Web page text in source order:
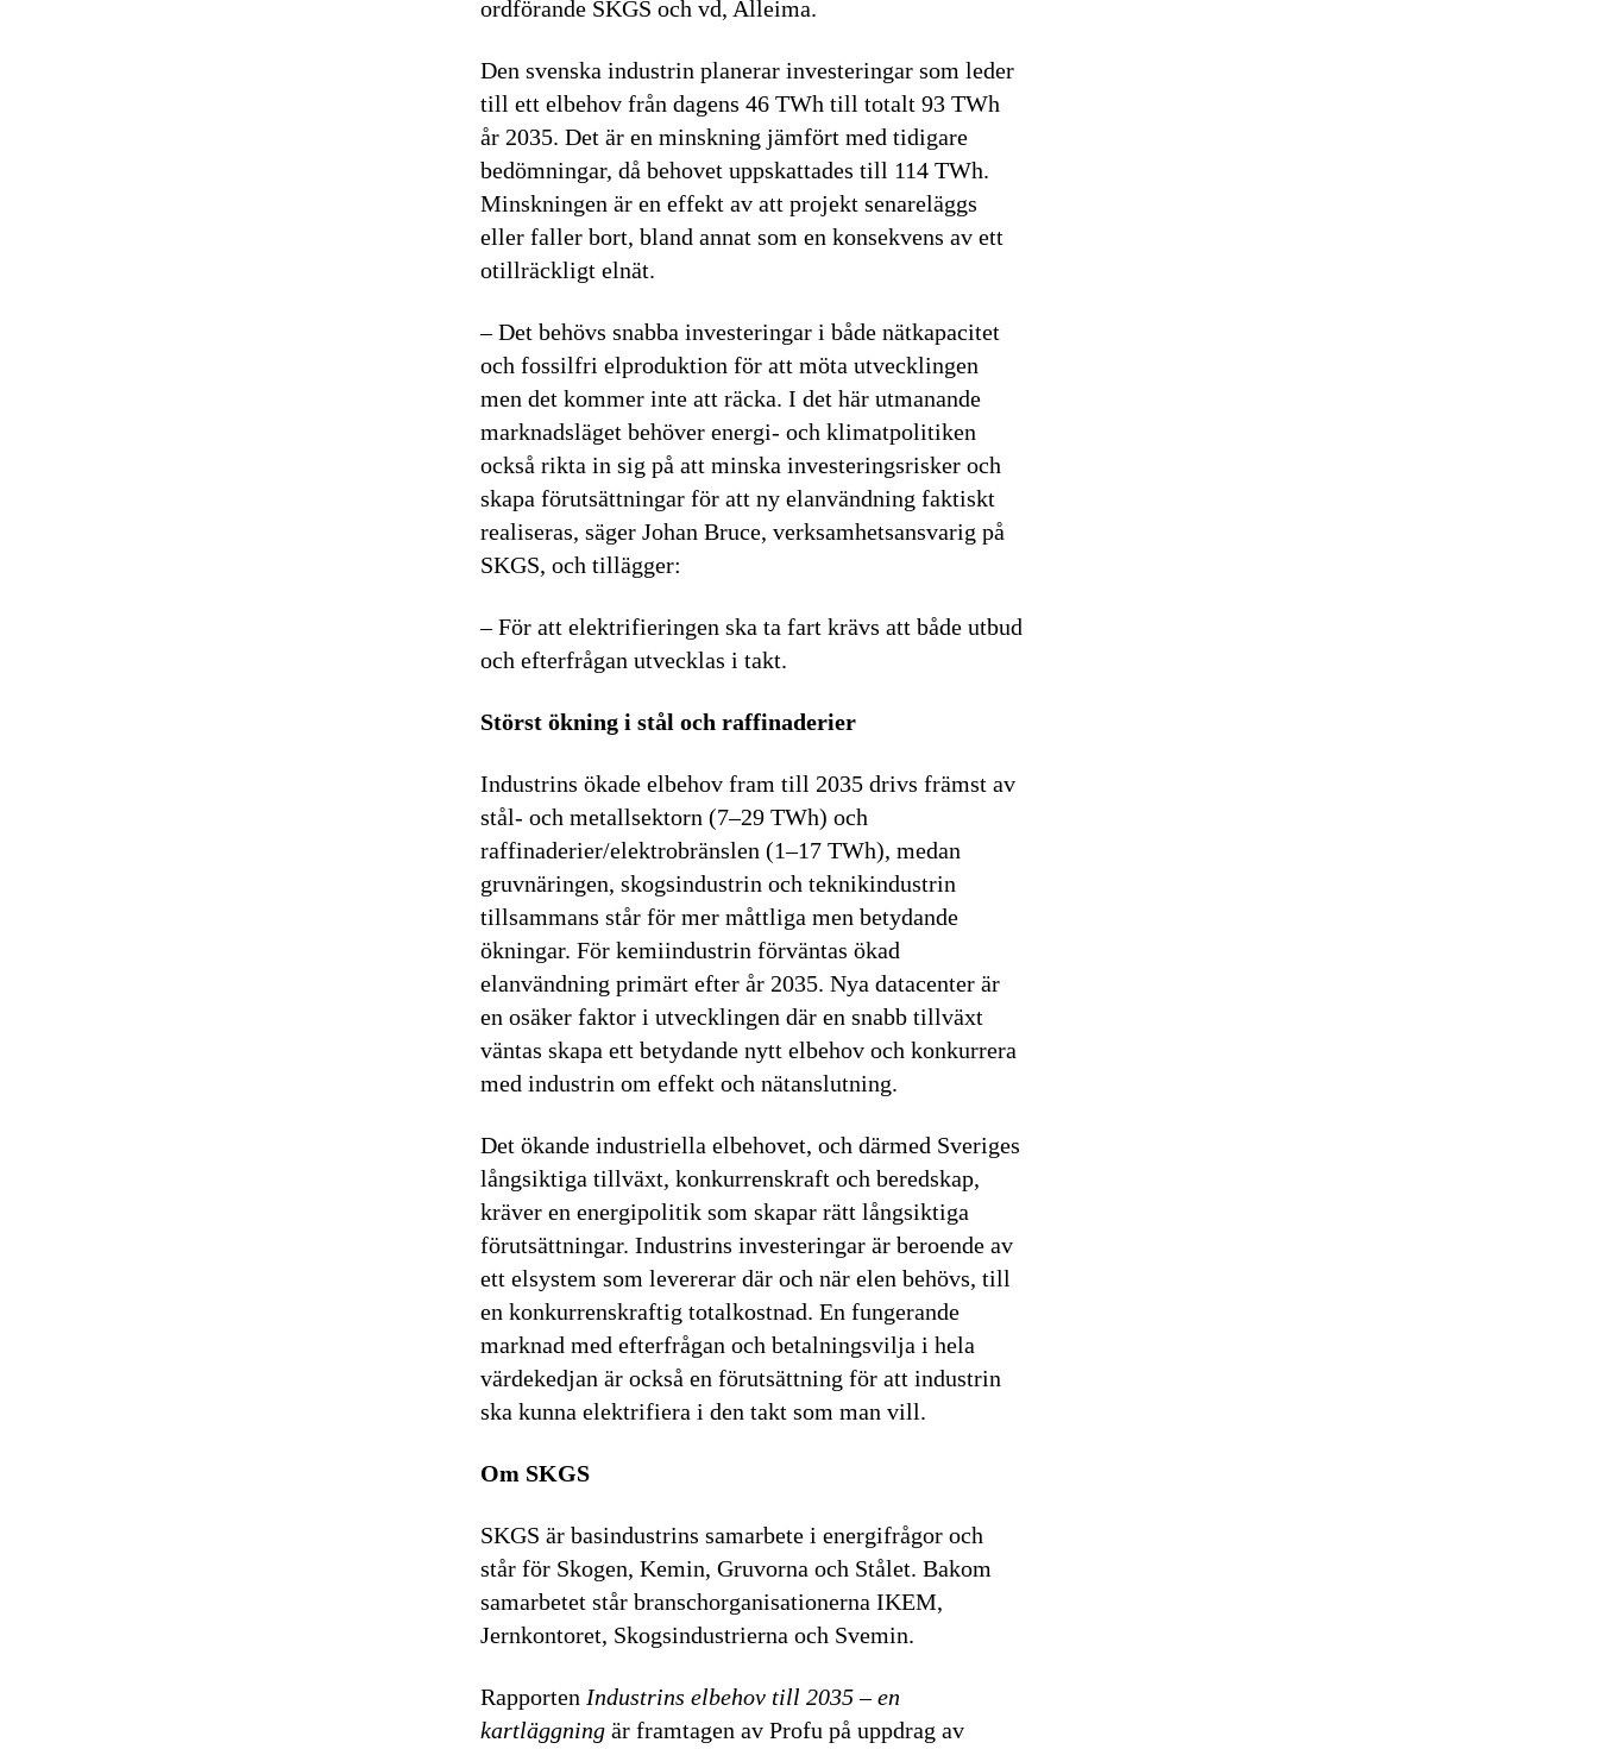
ordförande SKGS och vd, Alleima.
Den svenska industrin planerar investeringar som leder
till ett elbehov från dagens 46 TWh till totalt 93 TWh
år 2035. Det är en minskning jämfört med tidigare
bedömningar, då behovet uppskattades till 114 TWh.
Minskningen är en effekt av att projekt senareläggs
eller faller bort, bland annat som en konsekvens av ett
otillräckligt elnät.
– Det behövs snabba investeringar i både nätkapacitet
och fossilfri elproduktion för att möta utvecklingen
men det kommer inte att räcka. I det här utmanande
marknadsläget behöver energi- och klimatpolitiken
också rikta in sig på att minska investeringsrisker och
skapa förutsättningar för att ny elanvändning faktiskt
realiseras, säger Johan Bruce, verksamhetsansvarig på
SKGS, och tillägger:
– För att elektrifieringen ska ta fart krävs att både utbud
och efterfrågan utvecklas i takt.
Störst ökning i stål och raffinaderier
Industrins ökade elbehov fram till 2035 drivs främst av
stål- och metallsektorn (7–29 TWh) och
raffinaderier/elektrobränslen (1–17 TWh), medan
gruvnäringen, skogsindustrin och teknikindustrin
tillsammans står för mer måttliga men betydande
ökningar. För kemiindustrin förväntas ökad
elanvändning primärt efter år 2035. Nya datacenter är
en osäker faktor i utvecklingen där en snabb tillväxt
väntas skapa ett betydande nytt elbehov och konkurrera
med industrin om effekt och nätanslutning.
Det ökande industriella elbehovet, och därmed Sveriges
långsiktiga tillväxt, konkurrenskraft och beredskap,
kräver en energipolitik som skapar rätt långsiktiga
förutsättningar. Industrins investeringar är beroende av
ett elsystem som levererar där och när elen behövs, till
en konkurrenskraftig totalkostnad. En fungerande
marknad med efterfrågan och betalningsvilja i hela
värdekedjan är också en förutsättning för att industrin
ska kunna elektrifiera i den takt som man vill.
Om SKGS
SKGS är basindustrins samarbete i energifrågor och
står för Skogen, Kemin, Gruvorna och Stålet. Bakom
samarbetet står branschorganisationerna IKEM,
Jernkontoret, Skogsindustrierna och Svemin.
Rapporten Industrins elbehov till 2035 – en
kartläggning är framtagen av Profu på uppdrag av